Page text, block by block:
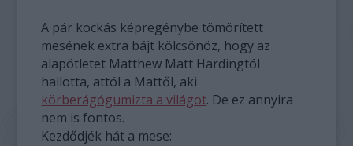
A pár kockás képregénybe tömörített
mesének extra bájt kölcsönöz, hogy az
alapötletet Matthew Matt Hardingtól
hallotta, attól a Mattől, aki
körberágógumizta a világot. De ez annyira
nem is fontos.
Kezdődjék hát a mese: